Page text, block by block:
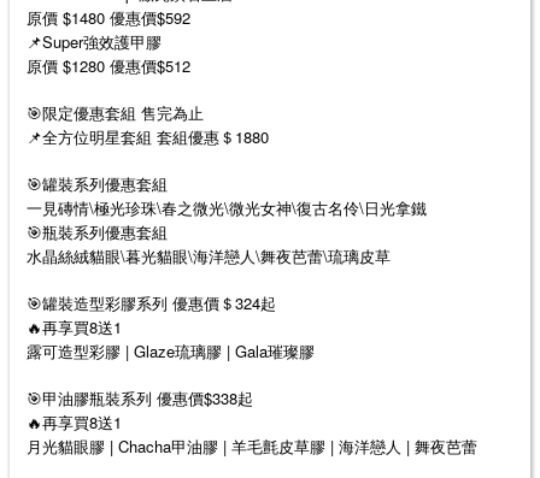
原價 $1480 優惠價$592
📌Super強效護甲膠
原價 $1280 優惠價$512
🎯限定優惠套組 售完為止
📌全方位明星套組 套組優惠＄1880
🎯罐裝系列優惠套組
一見磚情\極光珍珠\春之微光\微光女神\復古名伶\日光拿鐵
🎯瓶裝系列優惠套組
水晶絲絨貓眼\暮光貓眼\海洋戀人\舞夜芭蕾\琉璃皮草
🎯罐裝造型彩膠系列 優惠價＄324起
🔥再享買8送1
露可造型彩膠 | Glaze琉璃膠 | Gala璀璨膠
🎯甲油膠瓶裝系列 優惠價$338起
🔥再享買8送1
月光貓眼膠 | Chacha甲油膠 | 羊毛氈皮草膠 | 海洋戀人 | 舞夜芭蕾